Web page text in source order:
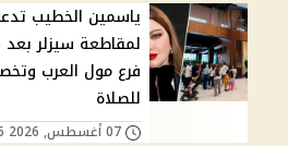
ياسمين الخطيب
لمقاطعة سيزلر
فرع مول العرب
للصلاة
07 أغسطس, 2026 10:56 م